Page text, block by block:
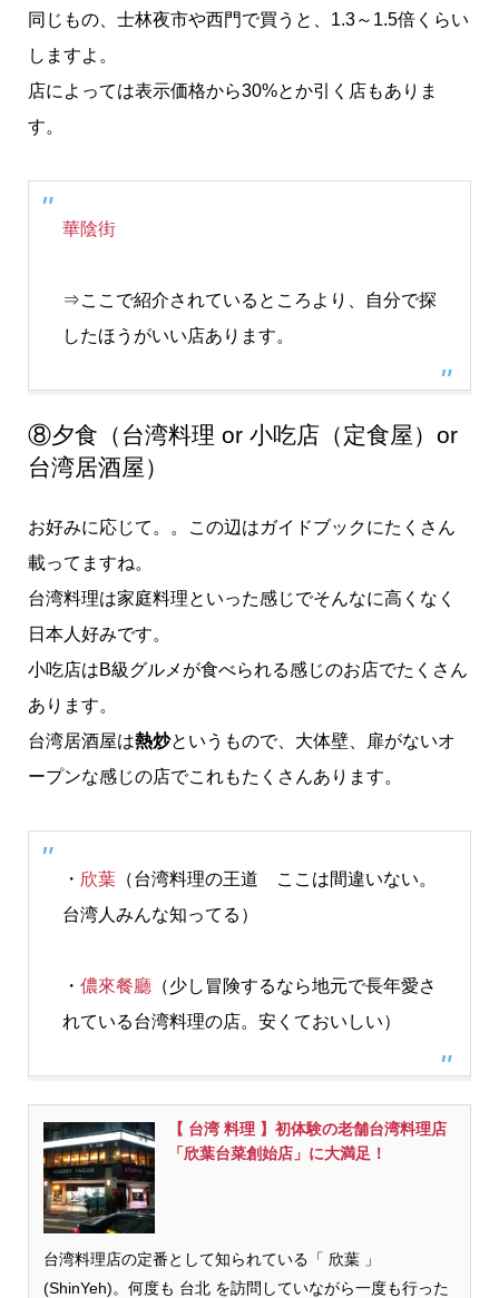
同じもの、士林夜市や西門で買うと、1.3～1.5倍くらい
しますよ。
店によっては表示価格から30%とか引く店もありま
す。
華陰街
⇒ここで紹介されているところより、自分で探
したほうがいい店あります。
⑧夕食（台湾料理 or 小吃店（定食屋）or
台湾居酒屋）
お好みに応じて。。この辺はガイドブックにたくさん
載ってますね。
台湾料理は家庭料理といった感じでそんなに高くなく
日本人好みです。
小吃店はB級グルメが食べられる感じのお店でたくさん
あります。
台湾居酒屋は熱炒というもので、大体壁、扉がないオ
ープンな感じの店でこれもたくさんあります。
・ 欣葉（台湾料理の王道 ここは間違いない。
台湾人みんな知ってる）
・ 儂來餐廳（少し冒険するなら地元で長年愛さ
れている台湾料理の店。安くておいしい）
【 台湾 料理 】初体験の老舗台湾料理店
「欣葉台菜創始店」に大満足！
台湾料理店の定番として知られている「 欣葉 」
(ShinYeh)。何度も 台北 を訪問していながら一度も行った